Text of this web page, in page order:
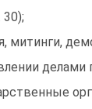
30);
митинги,
делами